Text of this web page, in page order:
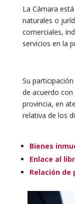
La Cámara
naturales o
comerciales,
servicios en la
Su
de acuerdo
provincia, en
relativa de los
Bienes
Enlace al
Relación de